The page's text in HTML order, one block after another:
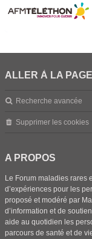
ALLER À LA PAGE
Recherche avancée
Supprimer les cookies
A PROPOS
Le Forum maladies rares
d’expériences pour les
proposé et modéré par
d’information et de
aide au quotidien les
parcours de santé et de